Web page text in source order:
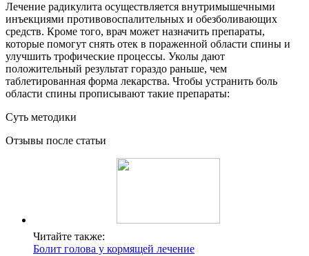
Лечение радикулита осуществляется внутримышечными
инъекциями противовоспалительных и обезболивающих
средств. Кроме того, врач может назначить препараты,
которые помогут снять отек в пораженной области спины и
улучшить трофические процессы. Уколы дают
положительный результат гораздо раньше, чем
таблетированная форма лекарства. Чтобы устранить боль
области спины прописывают такие препараты:
Суть методики
Отзывы после статьи
Читайте также:
Болит голова у кормящей лечение